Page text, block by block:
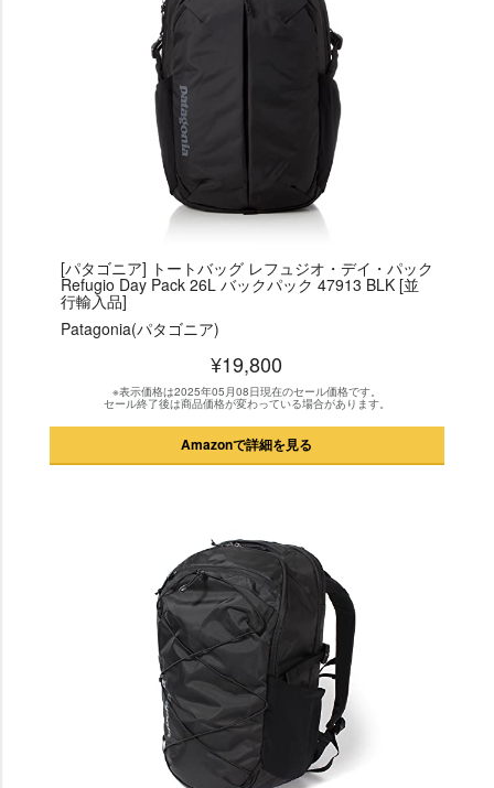
[パタゴニア] トートバッグ レフュジオ・デイ・パック
Refugio Day Pack 26L バックパック 47913 BLK [並
行輸入品]
Patagonia(パタゴニア)
¥19,800
※表示価格は2025年05月08日現在のセール価格です。
セール終了後は商品価格が変わっている場合があります。
Amazonで詳細を見る